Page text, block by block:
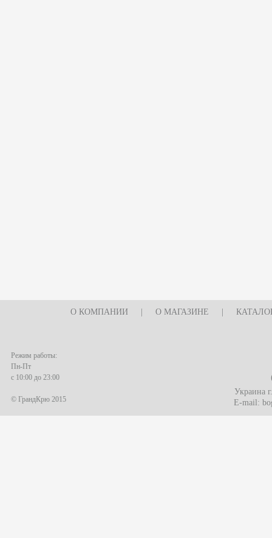
О КОМПАНИИ О МАГАЗИНЕ
Режим работы:
Пн-Пт
с 10:00 до 23:00
© ГрандКрю 2015
Украина
E-mail: